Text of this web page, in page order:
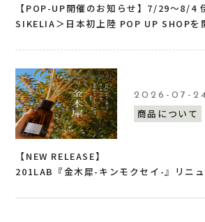
【POP-UP開催のお知らせ】7/29〜8/4
SIKELIA＞日本初上陸 POP UP SHOPを
2026-07-
商品について
【NEW RELEASE】
201LAB『金木犀-キンモクセイ-』リニ